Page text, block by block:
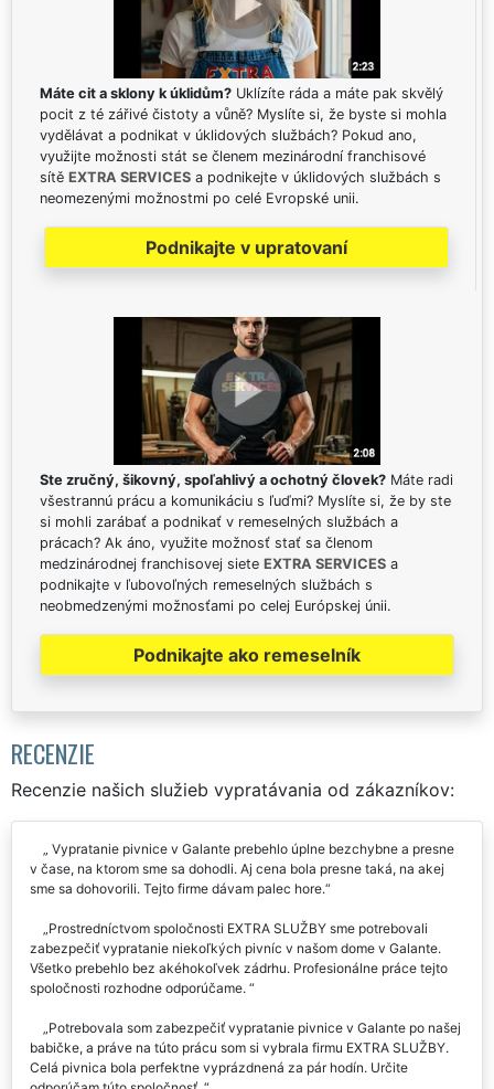
Máte cit a sklony k úklidům? Uklízíte ráda a máte pak skvělý
pocit z té zářivé čistoty a vůně? Myslíte si, že byste si mohla
vydělávat a podnikat v úklidových službách? Pokud ano,
využijte možnosti stát se členem mezinárodní franchisové
sítě EXTRA SERVICES a podnikejte v úklidových službách s
neomezenými možnostmi po celé Evropské unii.
Podnikajte v upratovaní
Ste zručný, šikovný, spoľahlivý a ochotný človek? Máte radi
všestrannú prácu a komunikáciu s ľuďmi? Myslíte si, že by ste
si mohli zarábať a podnikať v remeselných službách a
prácach? Ak áno, využite možnosť stať sa členom
medzinárodnej franchisovej siete EXTRA SERVICES a
podnikajte v ľubovoľných remeselných službách s
neobmedzenými možnosťami po celej Európskej únii.
Podnikajte ako remeselník
RECENZIE
Recenzie našich služieb vypratávania od zákazníkov:
Vypratanie pivnice v Galante prebehlo úplne bezchybne a presne
v čase, na ktorom sme sa dohodli. Aj cena bola presne taká, na akej
sme sa dohovorili. Tejto firme dávam palec hore.
Prostredníctvom spoločnosti EXTRA SLUŽBY sme potrebovali
zabezpečiť vypratanie niekoľkých pivníc v našom dome v Galante.
Všetko prebehlo bez akéhokoľvek zádrhu. Profesionálne práce tejto
spoločnosti rozhodne odporúčame.
Potrebovala som zabezpečiť vypratanie pivnice v Galante po našej
babičke, a práve na túto prácu som si vybrala firmu EXTRA SLUŽBY.
Celá pivnica bola perfektne vyprázdnená za pár hodín. Určite